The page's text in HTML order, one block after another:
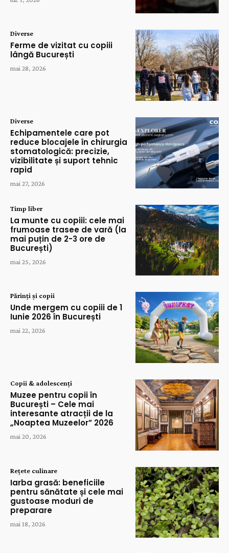
Diverse
Ferme de vizitat cu copiii
lângă București
mai 28, 2026
Diverse
Echipamentele care pot
reduce blocajele în chirurgia
stomatologică: precizie,
vizibilitate și suport tehnic
rapid
mai 27, 2026
Timp liber
La munte cu copiii: cele mai
frumoase trasee de vară (la
mai puțin de 2-3 ore de
București)
mai 25, 2026
Părinți și copii
Unde mergem cu copiii de 1
Iunie 2026 în București
mai 22, 2026
Copii & adolescenți
Muzee pentru copii în
București – Cele mai
interesante atracții de la
„Noaptea Muzeelor” 2026
mai 20, 2026
Rețete culinare
Iarba grasă: beneficiile
pentru sănătate și cele mai
gustoase moduri de
preparare
mai 18, 2026